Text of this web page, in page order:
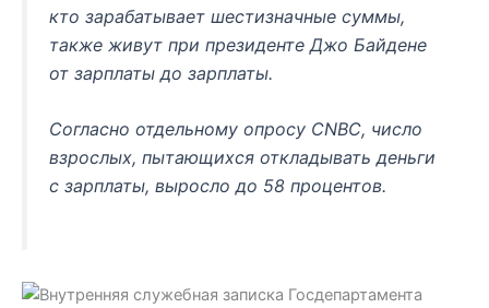
кто зарабатывает шестизначные суммы,
также живут при президенте Джо Байдене
от зарплаты до зарплаты.
Согласно отдельному опросу CNBC, число
взрослых, пытающихся откладывать деньги
с зарплаты, выросло до 58 процентов.